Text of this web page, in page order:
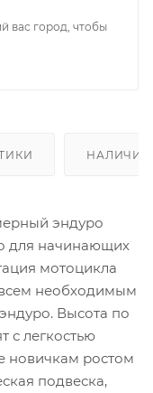
вас город, чтобы
НАЛИЧИЕ
эндуро
для начинающих
мотоцикла
необходимым
Высота по
с легкостью
новичкам ростом
подвеска,